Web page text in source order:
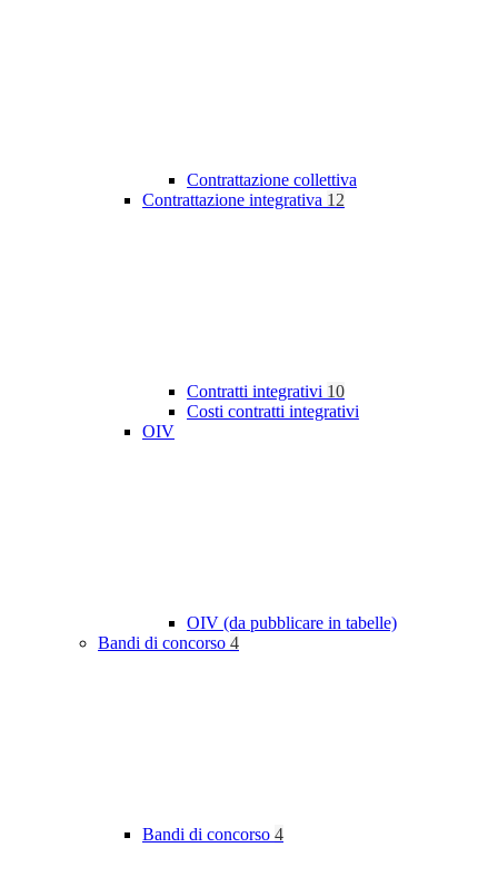
Contrattazione collettiva
Contrattazione integrativa 12
Contratti integrativi 10
Costi contratti integrativi
OIV
OIV (da pubblicare in tabelle)
Bandi di concorso 4
Bandi di concorso 4